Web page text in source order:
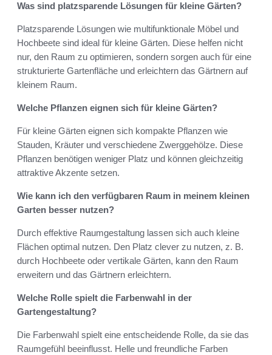
Was sind platzsparende Lösungen für kleine Gärten?
Platzsparende Lösungen wie multifunktionale Möbel und
Hochbeete sind ideal für kleine Gärten. Diese helfen nicht
nur, den Raum zu optimieren, sondern sorgen auch für eine
strukturierte Gartenfläche und erleichtern das Gärtnern auf
kleinem Raum.
Welche Pflanzen eignen sich für kleine Gärten?
Für kleine Gärten eignen sich kompakte Pflanzen wie
Stauden, Kräuter und verschiedene Zwerggehölze. Diese
Pflanzen benötigen weniger Platz und können gleichzeitig
attraktive Akzente setzen.
Wie kann ich den verfügbaren Raum in meinem kleinen
Garten besser nutzen?
Durch effektive Raumgestaltung lassen sich auch kleine
Flächen optimal nutzen. Den Platz clever zu nutzen, z. B.
durch Hochbeete oder vertikale Gärten, kann den Raum
erweitern und das Gärtnern erleichtern.
Welche Rolle spielt die Farbenwahl in der
Gartengestaltung?
Die Farbenwahl spielt eine entscheidende Rolle, da sie das
Raumgefühl beeinflusst. Helle und freundliche Farben